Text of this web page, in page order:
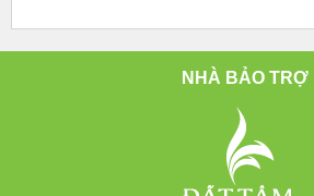
NHÀ BẢO TRỢ